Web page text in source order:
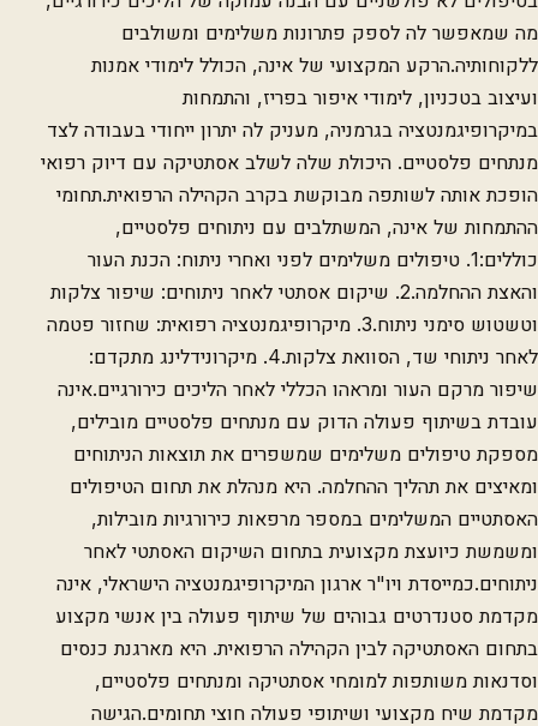
מה שמאפשר לה לספק פתרונות משלימים ומשולבים
ללקוחותיה.הרקע המקצועי של אינה, הכולל לימודי אמנות
ועיצוב בטכניון, לימודי איפור בפריז, והתמחות
במיקרופיגמנטציה בגרמניה, מעניק לה יתרון ייחודי בעבודה לצד
מנתחים פלסטיים. היכולת שלה לשלב אסתטיקה עם דיוק רפואי
הופכת אותה לשותפה מבוקשת בקרב הקהילה הרפואית.תחומי
ההתמחות של אינה, המשתלבים עם ניתוחים פלסטיים,
כוללים:1. טיפולים משלימים לפני ואחרי ניתוח: הכנת העור
והאצת ההחלמה.2. שיקום אסתטי לאחר ניתוחים: שיפור צלקות
וטשטוש סימני ניתוח.3. מיקרופיגמנטציה רפואית: שחזור פטמה
לאחר ניתוחי שד, הסוואת צלקות.4. מיקרונידלינג מתקדם:
שיפור מרקם העור ומראהו הכללי לאחר הליכים כירורגיים.אינה
עובדת בשיתוף פעולה הדוק עם מנתחים פלסטיים מובילים,
מספקת טיפולים משלימים שמשפרים את תוצאות הניתוחים
ומאיצים את תהליך ההחלמה. היא מנהלת את תחום הטיפולים
האסתטיים המשלימים במספר מרפאות כירורגיות מובילות,
ומשמשת כיועצת מקצועית בתחום השיקום האסתטי לאחר
ניתוחים.כמייסדת ויו"ר ארגון המיקרופיגמנטציה הישראלי, אינה
מקדמת סטנדרטים גבוהים של שיתוף פעולה בין אנשי מקצוע
בתחום האסתטיקה לבין הקהילה הרפואית. היא מארגנת כנסים
וסדנאות משותפות למומחי אסתטיקה ומנתחים פלסטיים,
מקדמת שיח מקצועי ושיתופי פעולה חוצי תחומים.הגישה